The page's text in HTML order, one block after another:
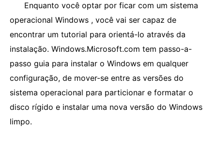
Enquanto você optar por ficar com um sistema
operacional Windows , você vai ser capaz de
encontrar um tutorial para orientá-lo através da
instalação. Windows.Microsoft.com tem passo-a-
passo guia para instalar o Windows em qualquer
configuração, de mover-se entre as versões do
sistema operacional para particionar e formatar o
disco rígido e instalar uma nova versão do Windows
limpo.